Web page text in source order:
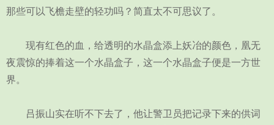
那些可以飞檐走壁的轻功吗？简直太不可思议了。
现有红色的血，给透明的水晶盒添上妖冶的颜色，凰无
夜震惊的捧着这一个水晶盒子，这一个水晶盒子便是一方世
界。
吕振山实在听不下去了，他让警卫员把记录下来的供词